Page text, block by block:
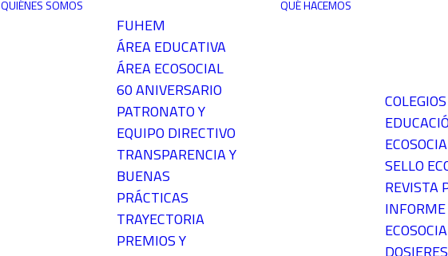
QUIÉNES SOMOS
FUHEM
ÁREA EDUCATIVA
ÁREA ECOSOCIAL
60 ANIVERSARIO
PATRONATO Y
EQUIPO DIRECTIVO
TRANSPARENCIA Y
BUENAS
PRÁCTICAS
TRAYECTORIA
PREMIOS Y
QUÉ HACEMOS
SELLO
REVISTA
INFORME
DOSIERES